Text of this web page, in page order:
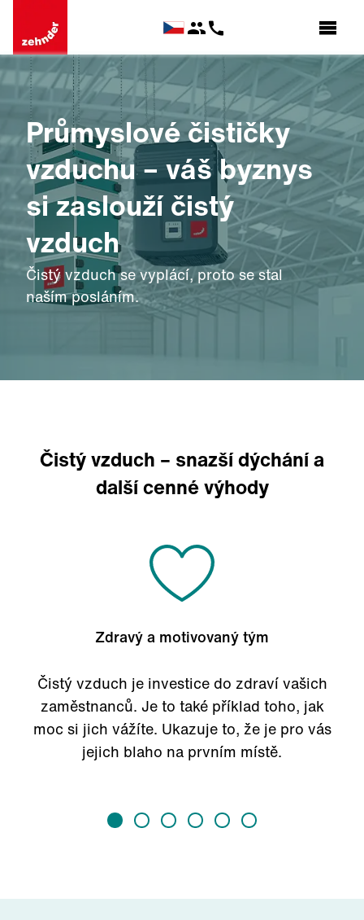
Průmyslové čističky
vzduchu – váš byznys
si zaslouží čistý
vzduch
Čistý vzduch se vyplácí, proto se stal
naším posláním.
Čistý vzduch – snazší dýchání a
další cenné výhody
Zdravý a motivovaný tým
Čistý vzduch je investice do zdraví vašich
zaměstnanců. Je to také příklad toho, jak
moc si jich vážíte. Ukazuje to, že je pro vás
jejich blaho na prvním místě.